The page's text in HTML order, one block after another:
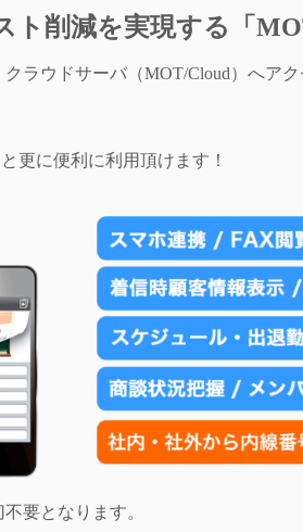
削減を実現する「
ラウドサーバ（MOT/Cloud）へア
更に便利に利用頂けます！
要となります。